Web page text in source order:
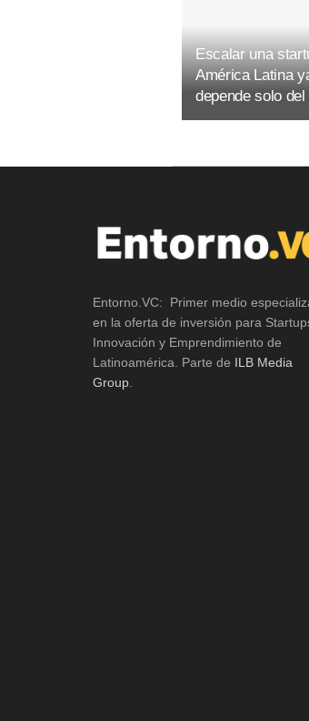
Escalar una
América Latina
depende solo del
Entorno.VC: Primer medio
en la oferta de inversión para
Innovación y Emprendimiento de
Latinoamérica. Parte de ILB Media
Group.